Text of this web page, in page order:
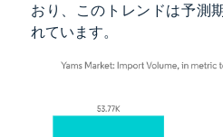
おり、このトレンドは予測
れています。